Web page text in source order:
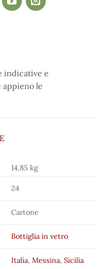
indicative e
le
14,85 kg
24
Cartone
Bottiglia in vetro
Italia,Messina,Sicilia